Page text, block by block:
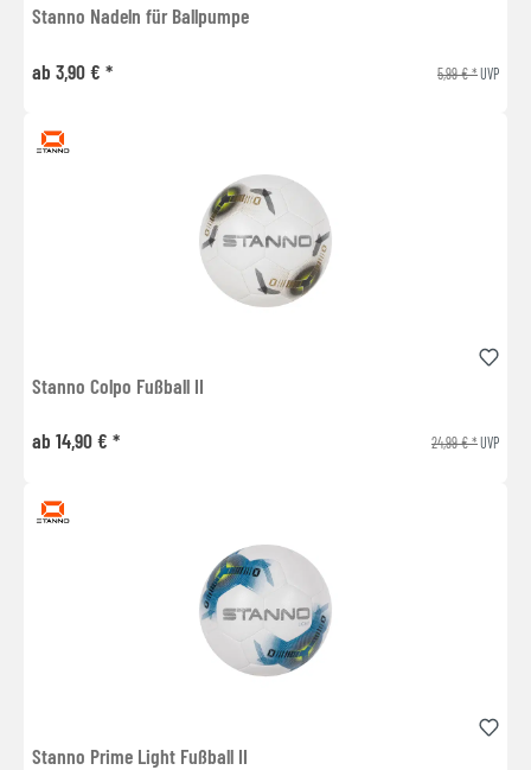
Stanno Nadeln für Ballpumpe
ab 3,90 € * 5,99 € *UVP
Stanno Colpo Fußball II
ab 14,90 € * 24,99 € *UVP
Stanno Prime Light Fußball II